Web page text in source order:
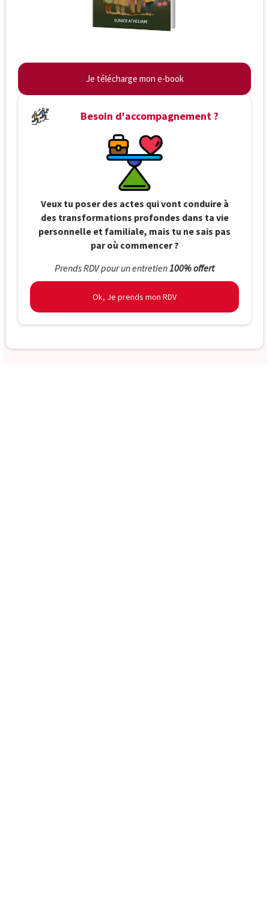
Je télécharge mon e-book
Besoin d'accompagnement ?
Veux tu poser des actes qui vont conduire à
des transformations profondes dans ta vie
personnelle et familiale, mais tu ne sais pas
par où commencer ?
Prends RDV pour un entretien100% offert
Ok, Je prends mon RDV